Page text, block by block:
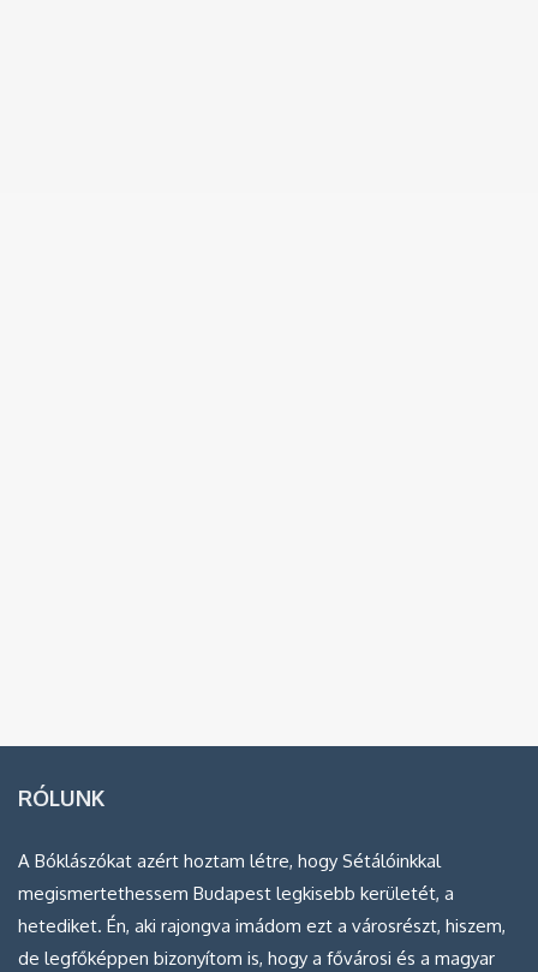
RÓLUNK
A Bóklászókat azért hoztam létre, hogy Sétálóinkkal
megismertethessem Budapest legkisebb kerületét, a
hetediket. Én, aki rajongva imádom ezt a városrészt, hiszem,
de legfőképpen bizonyítom is, hogy a fővárosi és a magyar